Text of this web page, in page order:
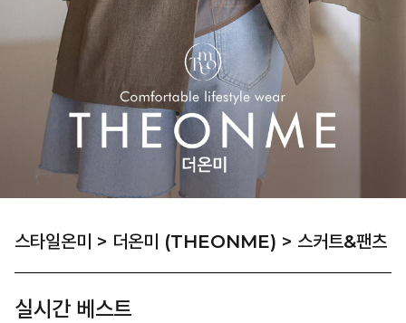
스타일온미 > 더온미 (THEONME) > 스커트&팬츠
실시간 베스트